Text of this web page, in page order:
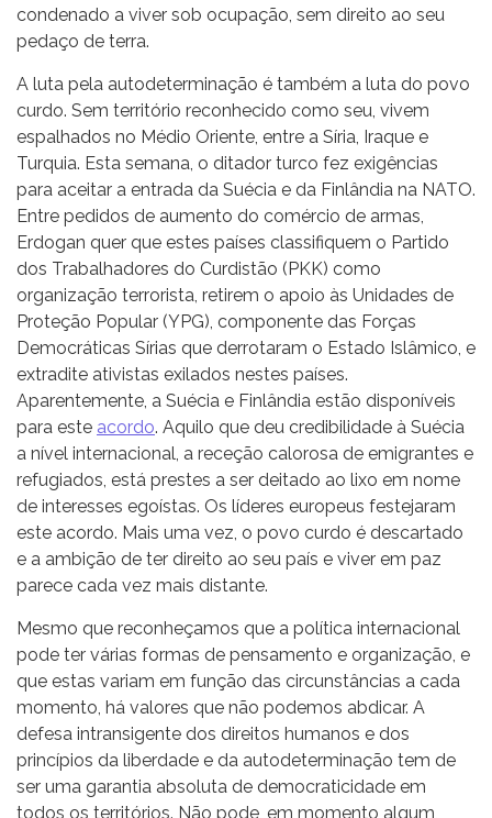
condenado a viver sob ocupação, sem direito ao seu
pedaço de terra.
A luta pela autodeterminação é também a luta do povo
curdo. Sem território reconhecido como seu, vivem
espalhados no Médio Oriente, entre a Síria, Iraque e
Turquia. Esta semana, o ditador turco fez exigências
para aceitar a entrada da Suécia e da Finlândia na NATO.
Entre pedidos de aumento do comércio de armas,
Erdogan quer que estes países classifiquem o Partido
dos Trabalhadores do Curdistão (PKK) como
organização terrorista, retirem o apoio às Unidades de
Proteção Popular (YPG), componente das Forças
Democráticas Sírias que derrotaram o Estado Islâmico, e
extradite ativistas exilados nestes países.
Aparentemente, a Suécia e Finlândia estão disponíveis
para este acordo. Aquilo que deu credibilidade à Suécia
a nível internacional, a receção calorosa de emigrantes e
refugiados, está prestes a ser deitado ao lixo em nome
de interesses egoístas. Os líderes europeus festejaram
este acordo. Mais uma vez, o povo curdo é descartado
e a ambição de ter direito ao seu país e viver em paz
parece cada vez mais distante.
Mesmo que reconheçamos que a política internacional
pode ter várias formas de pensamento e organização, e
que estas variam em função das circunstâncias a cada
momento, há valores que não podemos abdicar. A
defesa intransigente dos direitos humanos e dos
princípios da liberdade e da autodeterminação tem de
ser uma garantia absoluta de democraticidade em
todos os territórios. Não pode, em momento algum,